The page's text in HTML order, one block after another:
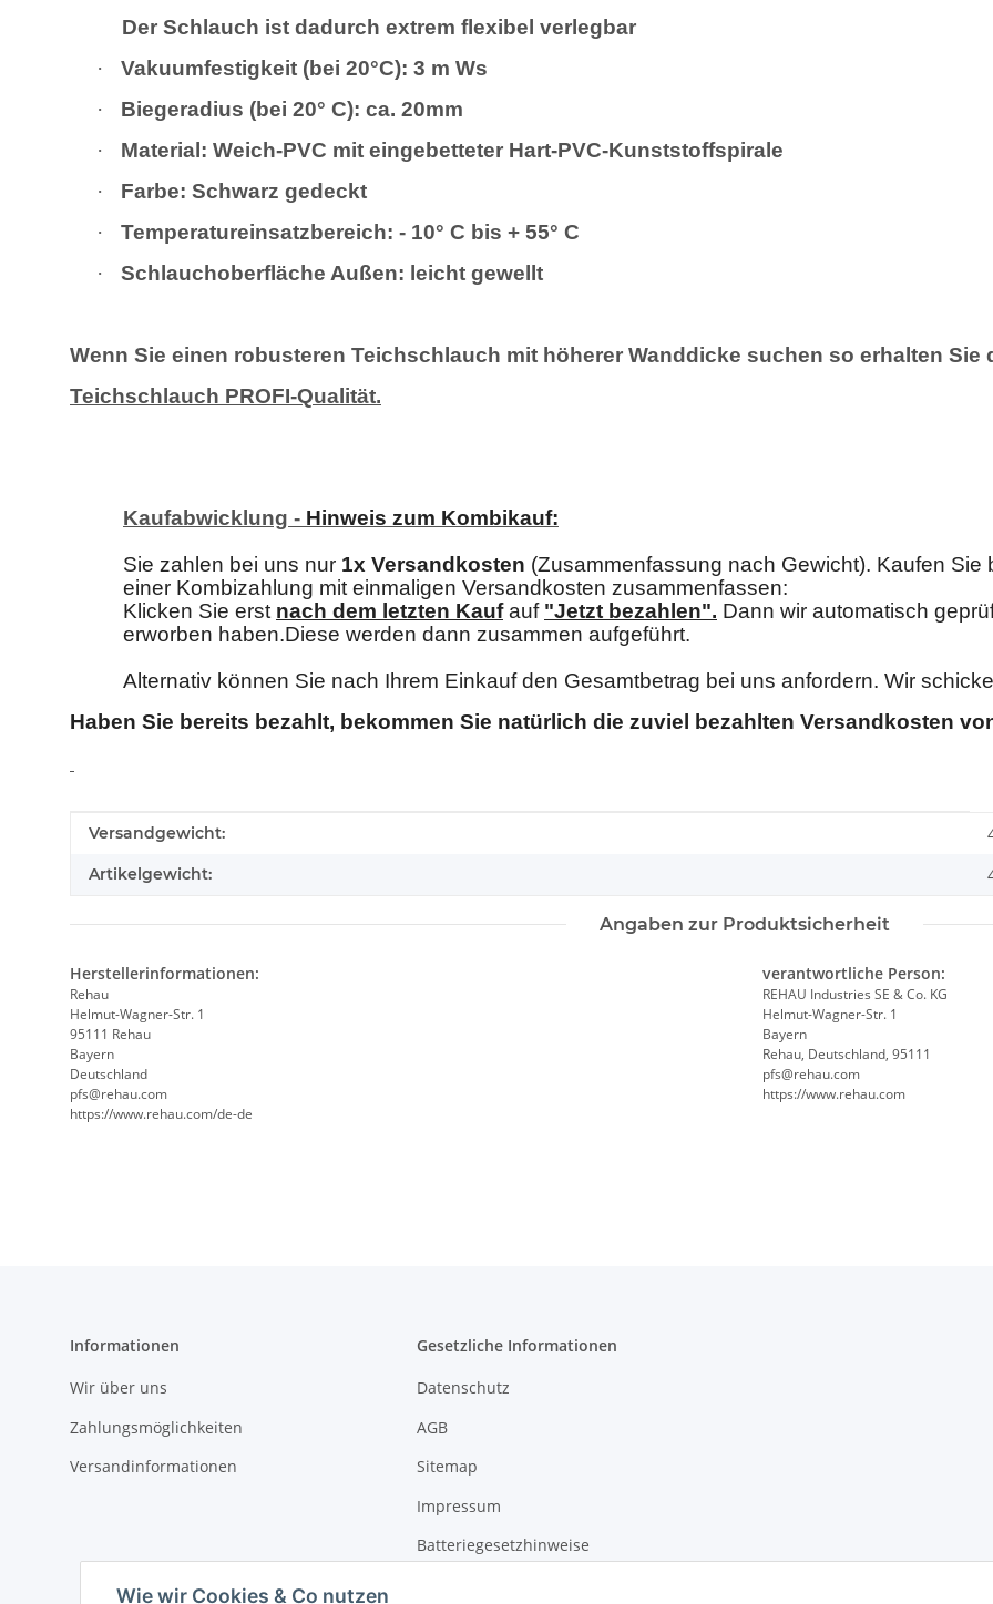
Wie wir Cookies & Co nutzen
Der Schlauch ist dadurch extrem flexibel verlegbar
·
Vakuumfestigkeit (bei 20°C): 3 m Ws
·
Biegeradius (bei 20° C): ca. 20mm
·
Material: Weich-PVC mit eingebetteter Hart-PVC-Kunststoffspirale
·
Farbe: Schwarz gedeckt
·
Temperatureinsatzbereich: - 10° C bis + 55° C
·
Schlauchoberfläche Außen: leicht gewellt
Wenn Sie einen robusteren Teichschlauch mit höherer Wanddicke suchen so erhalten Sie
Teichschlauch PROFI-Qualität.
Kaufabwicklung - Hinweis zum Kombikauf:
Sie zahlen bei uns nur 1x Versandkosten (Zusammenfassung nach Gewicht). Kaufen
einer Kombizahlung mit einmaligen Versandkosten zusammenfassen:
Klicken Sie erst nach dem letzten Kaufauf "Jetzt bezahlen". Dann wir automatisch
erworben haben.Diese werden dann zusammen aufgeführt.
Alternativ können Sie nach Ihrem Einkauf den Gesamtbetrag bei uns anfordern. Wir
Haben Sie bereits bezahlt, bekommen Sie natürlich die zuviel bezahlten Versandkosten
Produkteigenschaft
Wert
Versandgewicht:
Artikelgewicht:
Angaben zur Produktsicherheit
Herstellerinformationen:
Rehau
Helmut-Wagner-Str. 1
95111 Rehau
Bayern
Deutschland
pfs@rehau.com
https://www.rehau.com/de-de
verantwortliche Person:
REHAU Industries SE & Co. KG
Helmut-Wagner-Str. 1
Bayern
Rehau, Deutschland, 95111
pfs@rehau.com
https://www.rehau.com
Informationen
Wir über uns
Zahlungsmöglichkeiten
Versandinformationen
Gesetzliche Informationen
Datenschutz
AGB
Sitemap
Impressum
Batteriegesetzhinweise